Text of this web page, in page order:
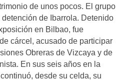
de unos pocos. El grupo
de Ibarrola. Detenido
en Bilbao, fue
cárcel, acusado de participar
Obreras de Vizcaya y de
En sus seis años en la
desde su celda, su